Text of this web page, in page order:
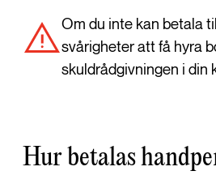
Om du inte kan betala
svårigheter att få hyra
skuldrådgivningen i din
Hur betalas